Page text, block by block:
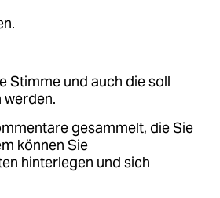
Stimme und auch die soll
werden.
gesammelt, die Sie
können Sie
hinterlegen und sich